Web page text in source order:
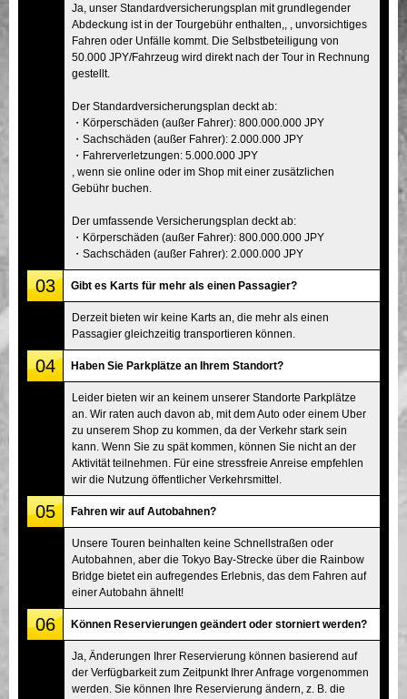
Ja, unser Standardversicherungsplan mit grundlegender
Abdeckung ist in der Tourgebühr enthalten,, , unvorsichtiges
Fahren oder Unfälle kommt. Die Selbstbeteiligung von
50.000 JPY/Fahrzeug wird direkt nach der Tour in Rechnung
gestellt.
Der Standardversicherungsplan deckt ab:
・Körperschäden (außer Fahrer): 800.000.000 JPY
・Sachschäden (außer Fahrer): 2.000.000 JPY
・Fahrerverletzungen: 5.000.000 JPY
, wenn sie online oder im Shop mit einer zusätzlichen
Gebühr buchen.
Der umfassende Versicherungsplan deckt ab:
・Körperschäden (außer Fahrer): 800.000.000 JPY
・Sachschäden (außer Fahrer): 2.000.000 JPY
03 Gibt es Karts für mehr als einen Passagier?
Derzeit bieten wir keine Karts an, die mehr als einen
Passagier gleichzeitig transportieren können.
04 Haben Sie Parkplätze an Ihrem Standort?
Leider bieten wir an keinem unserer Standorte Parkplätze
an. Wir raten auch davon ab, mit dem Auto oder einem Uber
zu unserem Shop zu kommen, da der Verkehr stark sein
kann. Wenn Sie zu spät kommen, können Sie nicht an der
Aktivität teilnehmen. Für eine stressfreie Anreise empfehlen
wir die Nutzung öffentlicher Verkehrsmittel.
05 Fahren wir auf Autobahnen?
Unsere Touren beinhalten keine Schnellstraßen oder
Autobahnen, aber die Tokyo Bay-Strecke über die Rainbow
Bridge bietet ein aufregendes Erlebnis, das dem Fahren auf
einer Autobahn ähnelt!
06 Können Reservierungen geändert oder storniert werden?
Ja, Änderungen Ihrer Reservierung können basierend auf
der Verfügbarkeit zum Zeitpunkt Ihrer Anfrage vorgenommen
werden. Sie können Ihre Reservierung ändern, z. B. die